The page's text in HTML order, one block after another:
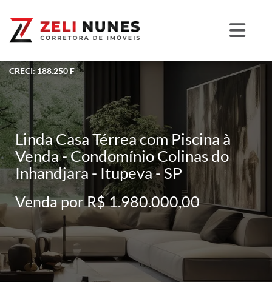
CRECI: 188.250 F
Linda Casa Térrea com Piscina à
Venda - Condomínio Colinas do
Inhandjara - Itupeva - SP
Venda por R$ 1.980.000,00